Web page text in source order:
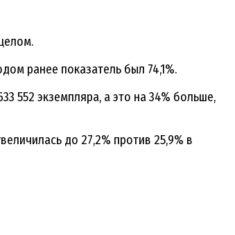
ранее показатель был 74,1%.
552 экземпляра, а это на 34% больше,
до 27,2% против 25,9% в